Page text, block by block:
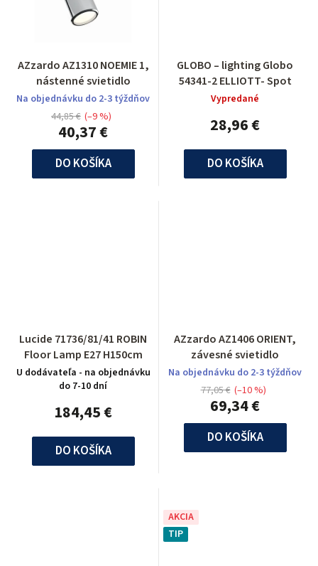
AZzardo AZ1310 NOEMIE 1,
nástenné svietidlo
Na objednávku do 2-3 týždňov
40,37 €
44,85 € (–9 %)
DO KOŠÍKA
GLOBO – lighting Globo
54341-2 ELLIOTT- Spot
Vypredané
28,96 €
DO KOŠÍKA
Lucide 71736/81/41 ROBIN
Floor Lamp E27 H150cm
U dodávateľa - na objednávku
do 7-10 dní
184,45 €
DO KOŠÍKA
AZzardo AZ1406 ORIENT,
závesné svietidlo
Na objednávku do 2-3 týždňov
69,34 €
77,05 € (–10 %)
DO KOŠÍKA
AKCIA
TIP